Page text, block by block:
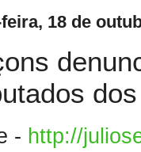
18 de
- http://